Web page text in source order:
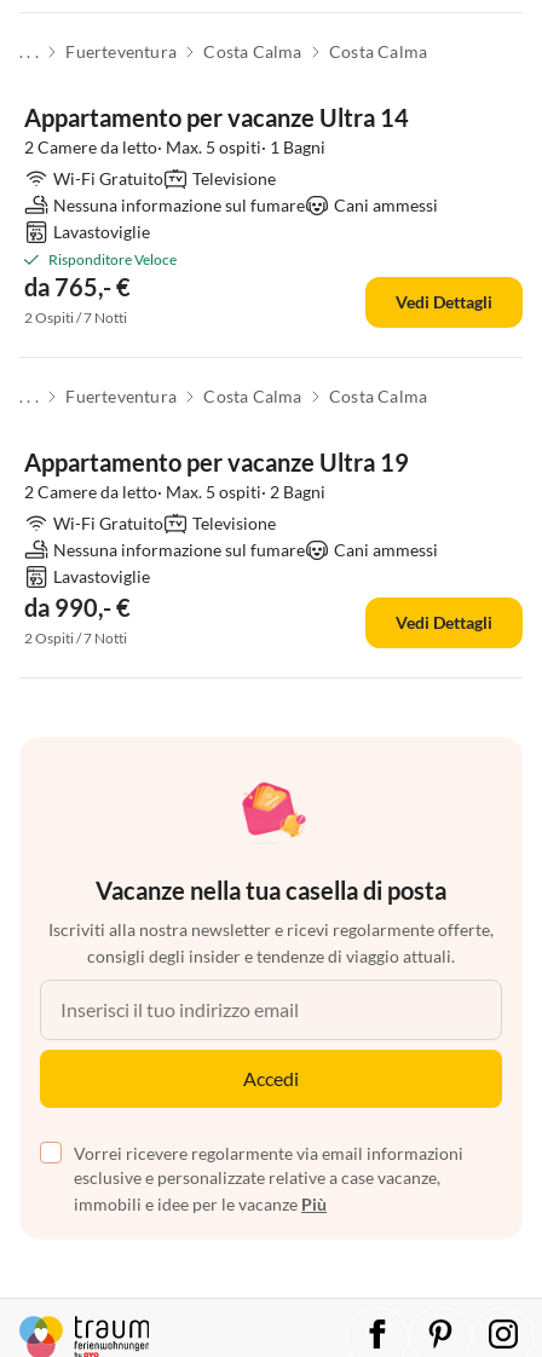
. . . Fuerteventura Costa Calma Costa Calma
Appartamento per vacanze Ultra 14
2 Camere da letto· Max. 5 ospiti· 1 Bagni
Wi-Fi Gratuito
Televisione
Nessuna informazione sul fumare
Cani ammessi
Lavastoviglie
Risponditore Veloce
da 765,- €
2 Ospiti / 7 Notti
Vedi Dettagli
. . . Fuerteventura Costa Calma Costa Calma
Appartamento per vacanze Ultra 19
2 Camere da letto· Max. 5 ospiti· 2 Bagni
Wi-Fi Gratuito
Televisione
Nessuna informazione sul fumare
Cani ammessi
Lavastoviglie
da 990,- €
2 Ospiti / 7 Notti
Vedi Dettagli
Vacanze nella tua casella di posta
Iscriviti alla nostra newsletter e ricevi regolarmente offerte,
consigli degli insider e tendenze di viaggio attuali.
Accedi
Vorrei ricevere regolarmente via email informazioni
esclusive e personalizzate relative a case vacanze,
immobili e idee per le vacanze Più